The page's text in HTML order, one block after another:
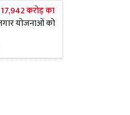
करोड़ का
योजनाओं को